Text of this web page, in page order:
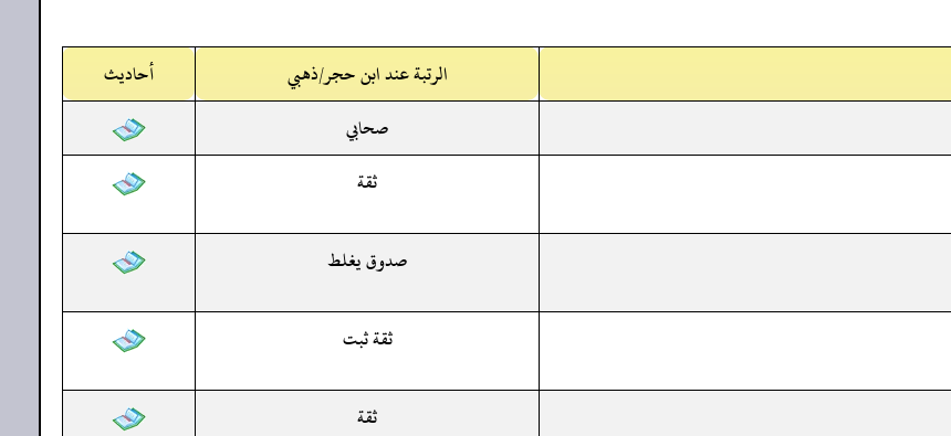
الرتبة عند ابن حجر/ذهبي
أحاديث
صحابي
ثقة
صدوق يغلط
ثقة ثبت
ثقة